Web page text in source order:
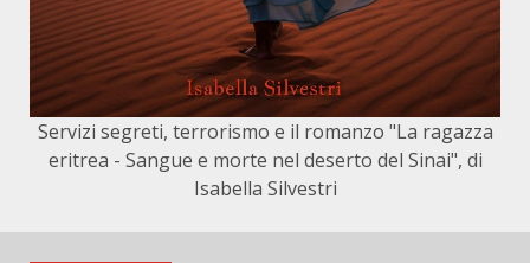
Servizi segreti, terrorismo e il romanzo "La ragazza
eritrea - Sangue e morte nel deserto del Sinai", di
Isabella Silvestri